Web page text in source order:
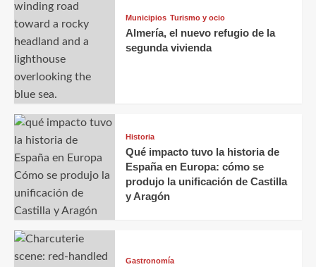
Municipios Turismo y ocio
Almería, el nuevo refugio de la
segunda vivienda
Historia
Qué impacto tuvo la historia de
España en Europa: cómo se
produjo la unificación de Castilla
y Aragón
Gastronomía